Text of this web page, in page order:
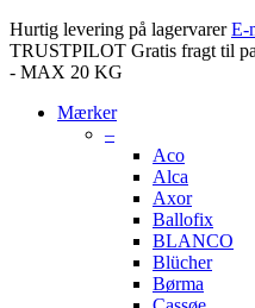
Hurtig levering på lagervarer E-
TRUSTPILOT Gratis fragt til
- MAX 20 KG
Mærker
–
Aco
Alca
Axor
Ballofix
BLANCO
Blücher
Børma